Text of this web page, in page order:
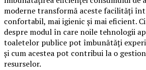
moderne transformă aceste facilități
confortabil, mai igienic și mai eficient.
despre modul în care noile tehnologii
toaletelor publice pot îmbunătăți
și cum acestea pot contribui la o
resurselor.